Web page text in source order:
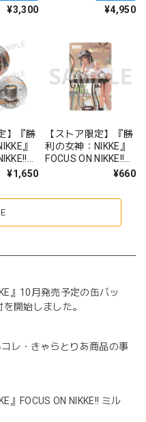
』10月発売予定の缶バッ
開始しました。
コレ・きゃらとりあ商品の事
』FOCUS ON NIKKE!! ミル
¥3,300 ¥4,950
】『勝
』
ト ミル
¥1,650
【ストア限定】『勝
利の女神：NIKKE』
FOCUS ON NIKKE!!
ステッカー ミルク¥660